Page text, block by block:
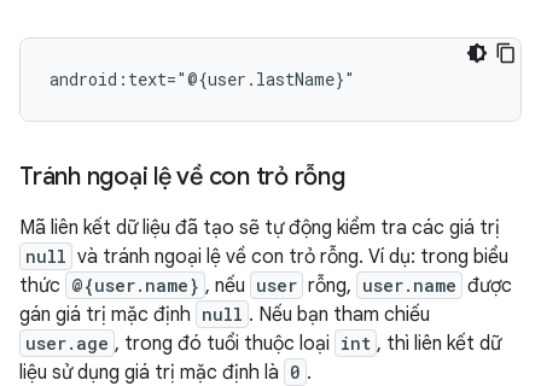
Tránh ngoại lệ về con trỏ rỗng
Mã liên kết dữ liệu đã tạo sẽ tự động kiểm tra các giá trị
null và tránh ngoại lệ về con trỏ rỗng. Ví dụ: trong biểu
thức @{user.name} , nếu user rỗng, user.name được
gán giá trị mặc định null . Nếu bạn tham chiếu
user.age , trong đó tuổi thuộc loại int , thì liên kết dữ
liệu sử dụng giá trị mặc định là 0 .